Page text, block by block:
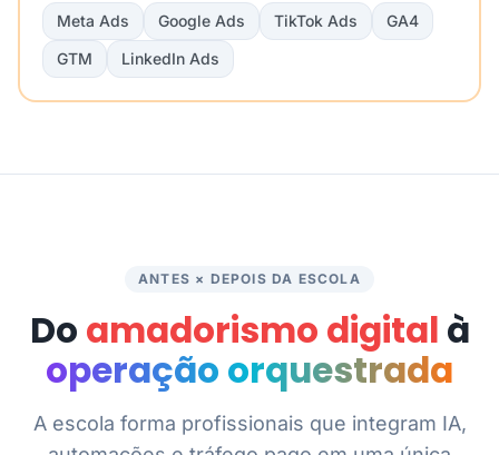
Meta Ads Google Ads TikTok Ads
GA4
GTM
LinkedIn Ads
ANTES × DEPOIS DA ESCOLA
Do amadorismo digital à
operação orquestrada
A escola forma profissionais que integram IA,